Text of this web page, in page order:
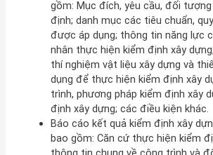
gồm: Mục đích, yêu cầu, đối
định; danh mục các tiêu chuẩn,
được áp dụng; thông tin năng lực
nhân thực hiện kiểm định xây
thí nghiệm vật liệu xây dựng và
dụng để thực hiện kiểm định xây
trình, phương pháp kiểm định xây
định xây dựng; các điều kiện khác.
Báo cáo kết quả kiểm định xây
bao gồm: Căn cứ thực hiện kiểm